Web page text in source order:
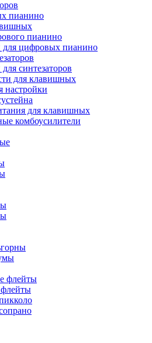
пианино
пианино
для цифровых пианино
синтезаторов
для клавишных
настройки
для клавишных
комбоусилители
флейты